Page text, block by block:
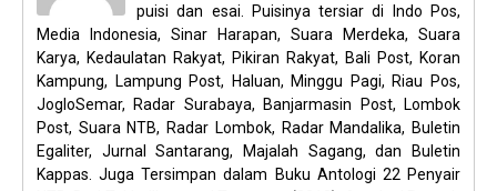
puisi dan esai. Puisinya tersiar di Indo Pos,
Media Indonesia, Sinar Harapan, Suara Merdeka, Suara
Karya, Kedaulatan Rakyat, Pikiran Rakyat, Bali Post, Koran
Kampung, Lampung Post, Haluan, Minggu Pagi, Riau Pos,
JogloSemar, Radar Surabaya, Banjarmasin Post, Lombok
Post, Suara NTB, Radar Lombok, Radar Mandalika, Buletin
Egaliter, Jurnal Santarang, Majalah Sagang, dan Buletin
Kappas. Juga Tersimpan dalam Buku Antologi 22 Penyair